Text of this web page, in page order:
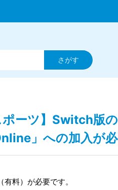
ーツ】Switch版
」への加入が
料）が必要です。